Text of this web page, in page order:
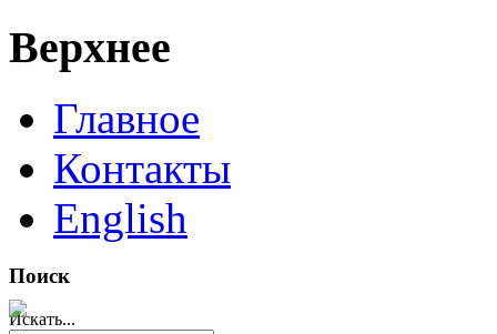
Верхнее
Главное
Контакты
English
Поиск
Искать...